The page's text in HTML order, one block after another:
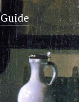
Guide